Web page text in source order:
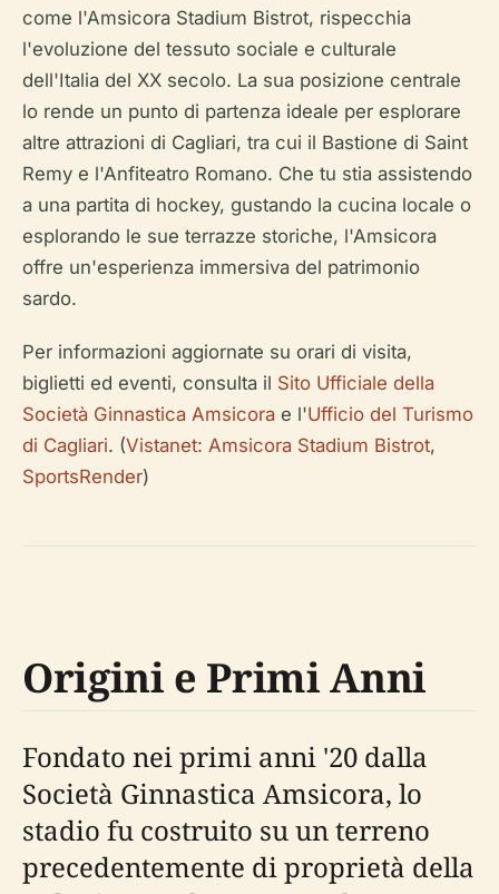
come l'Amsicora Stadium Bistrot, rispecchia
l'evoluzione del tessuto sociale e culturale
dell'Italia del XX secolo. La sua posizione centrale
lo rende un punto di partenza ideale per esplorare
altre attrazioni di Cagliari, tra cui il Bastione di Saint
Remy e l'Anfiteatro Romano. Che tu stia assistendo
a una partita di hockey, gustando la cucina locale o
esplorando le sue terrazze storiche, l'Amsicora
offre un'esperienza immersiva del patrimonio
sardo.
Per informazioni aggiornate su orari di visita,
biglietti ed eventi, consulta il Sito Ufficiale della
Società Ginnastica Amsicora e l'Ufficio del Turismo
di Cagliari. (Vistanet: Amsicora Stadium Bistrot,
SportsRender)
Origini e Primi Anni
Fondato nei primi anni '20 dalla
Società Ginnastica Amsicora, lo
stadio fu costruito su un terreno
precedentemente di proprietà della